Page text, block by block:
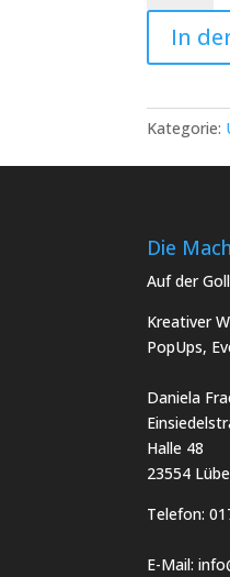
Töpfern
Lübeck:
Freies
Lübeck
Menge
In
Kategorie:
Die
Auf der
Kreativer
PopUps,
Daniela
Halle 48
23554
Telefon:
E-Mail: